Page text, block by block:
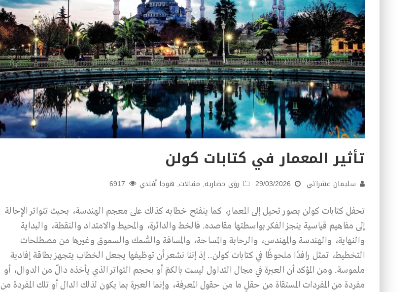
تأثير المعمار في كتابات كولن
سليمان عشراتي 29/03/2026 رؤى حضارية, مقالات, هوجا أفندي
تحفل كتابات كولن بصور تحيل إلى المعمار، كما ينفتح خطابه كذلك على معجم الهندسة، بحيث تتواتر الإحالة
إلى مفاهيم قياسية ينجز الفكر بواسطتها مقاصده. فالخط والدائرة، والمحيط والامتداد والنقطة، والبداية
والنهاية، والهندسة والمهندس، والرحابة والمساحة، والمسافة والسُّمك والسموق وغيرها من مصطلحات
التخطيط، تمثل رافدًا ملحوظًا في كتابات كولن.. إذ إننا نشعر أن توظيفها يجعل الخطاب يتجهز بطاقة إفادية
ملموسة. ومن المؤكد أن العبرة في مجال التداول ليست بالكمّ أو بحجم التواتر الذي يأخذه دالّ من الدوال، أو
مفردة من المفردات المستقاة من حقلٍ ما من حقول المعرفة، وإنما العبرة بما يكون لذلك الدال أو تلك المفردة من